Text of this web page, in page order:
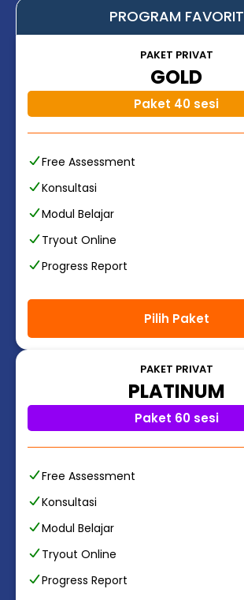
PROGRAM FAVORIT
PAKET PRIVAT
GOLD
Paket 40 sesi
Free Assessment
Konsultasi
Modul Belajar
Tryout Online
Progress Report
Pilih Paket
PAKET PRIVAT
PLATINUM
Paket 60 sesi
Free Assessment
Konsultasi
Modul Belajar
Tryout Online
Progress Report